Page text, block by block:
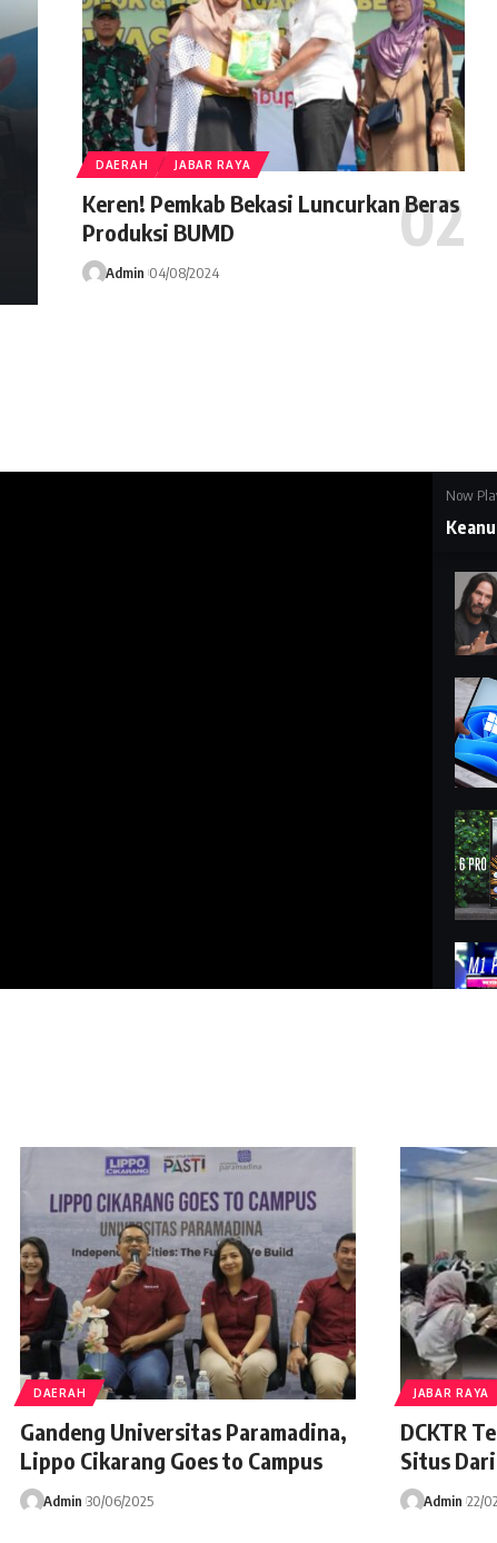
DAERAH JABAR RAYA
Keren! Pemkab Bekasi Luncurkan Beras
Produksi BUMD
Admin 04/08/2024
Now
DAERAH
Gandeng Universitas Paramadina,
Lippo Cikarang Goes to Campus
Admin 30/06/2025
JABAR RAYA
DCKTR
Situs
Admin 22/